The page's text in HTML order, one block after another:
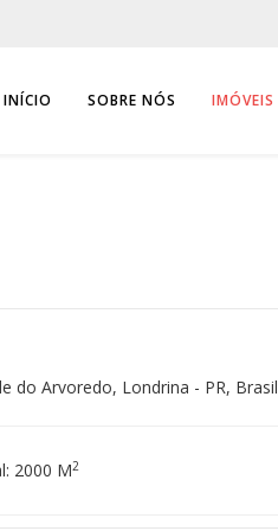
INÍCIO SOBRE NÓS IMÓVEIS
do Arvoredo, Londrina - PR, Brasil
2000 M2